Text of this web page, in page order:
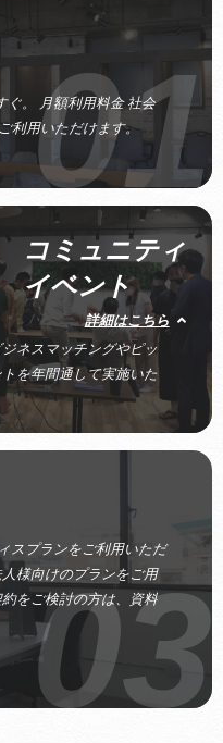
ぐ。 月額利用料金 社会
利用いただけます。
01
コミュニティ
イベント
詳細はこちら
ネスマッチングやピッ
を年間通して実施いた
スプランをご利用いただ
様向けのプランをご用
をご検討の方は、資料
03